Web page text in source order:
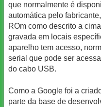
que normalmente é
automática pelo
ROm como descrito a
gravada em locais
aparelho tem acesso,
serial que pode ser
do cabo USB.
Como a Google foi a
parte da base de